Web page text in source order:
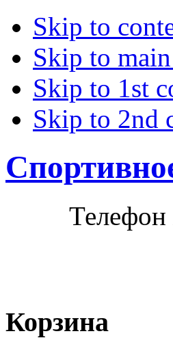
Skip to
Skip to
Skip to 1st
Skip to 2nd
Телефон
Корзина